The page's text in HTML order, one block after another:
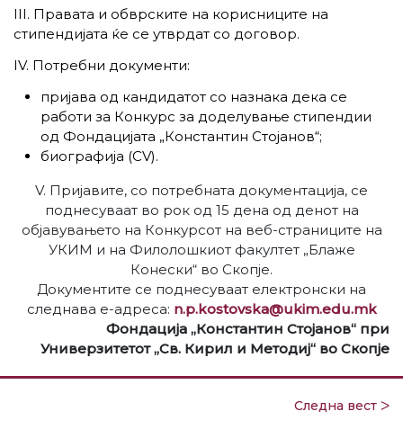
III. Правата и обврските на корисниците на
стипендијата ќе се утврдат со договор.
IV. Потребни документи:
пријава од кандидатот со назнака дека се
работи за Конкурс за доделување стипендии
од Фондацијата „Константин Стојанов“;
биографија (CV).
V. Пријавите, со потребната документација, се
поднесуваат во рок од 15 дена од денот на
објавувањето на Конкурсот на веб-страниците на
УКИМ и на Филолошкиот факултет „Блаже
Конески“ во Скопје.
Документите се поднесуваат електронски на
следнава е-адреса: n.p.kostovska@ukim.edu.mk
Фондација „Константин Стојанов“ при
Универзитетот „Св. Кирил и Методиј“ во Скопје
Следна вест ᐳ